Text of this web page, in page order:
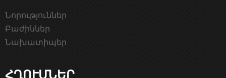
Նորություններ
Բաժիններ
Նախատիպեր
ՀՂՈՒՄՆԵՐ